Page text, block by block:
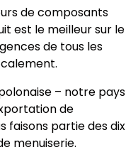
de composants
est le meilleur sur le
de tous les
– notre pays
de
faisons partie des dix
menuiserie.
tiers.
avec les